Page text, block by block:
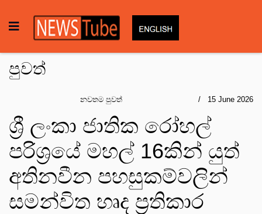
පුවත්
නවතම පුවත් 15 June 2026
ශ්‍රී ලංකා ජාතික රෝහල්
පරිශ්‍රයේ මහල් 16කින් යුත්
අතිනවීන පහසුකම්වලින්
සමන්විත හෘද ප්‍රතිකාර